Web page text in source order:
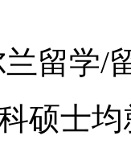
留学/
硕士